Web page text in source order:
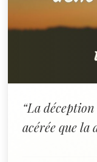
“La
acérée que la